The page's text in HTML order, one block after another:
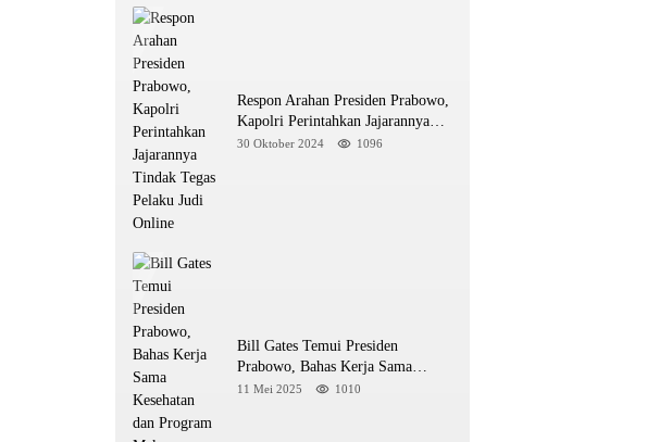
Respon Arahan Presiden Prabowo,
Kapolri Perintahkan Jajarannya
Tindak Tegas Pelaku Judi Online
30 Oktober 2024 1096
Bill Gates Temui Presiden
Prabowo, Bahas Kerja Sama
Kesehatan dan Program Makan
11 Mei 2025 1010